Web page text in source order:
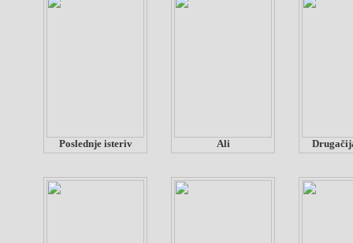
Poslednje isteriv Ali